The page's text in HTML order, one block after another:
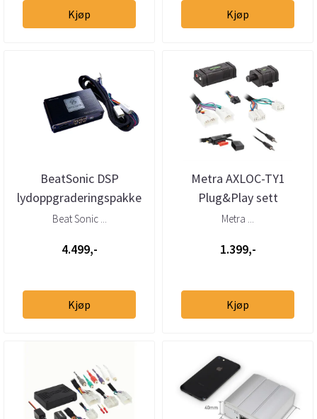
Kjøp Kjøp
BeatSonic DSP
lydoppgraderingspakke
Lexus (1989 - 2022)
Beat Sonic ...
4.499,-
Kjøp
Metra AXLOC-TY1
Plug&Play sett
forsterker Toyota/Subaru
Metra ...
1.399,-
Kjøp